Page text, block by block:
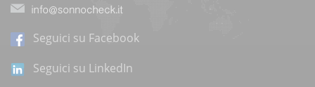
Seguici su Facebook
Seguici su LinkedIn